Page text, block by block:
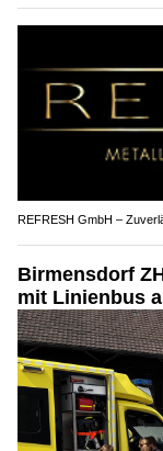
REFRESH GmbH –
Birmensdorf
mit Linienbus